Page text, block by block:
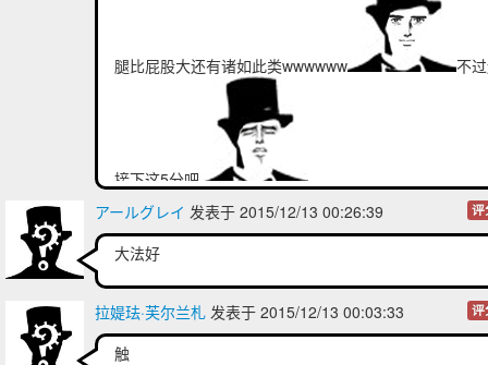
腿比屁股大还有诸如此类wwwwww 不
接下这5分吧
アールグレイ 发表于 2015/12/13 00:26:39 评
大法好
拉媞珐·芙尔兰札 发表于 2015/12/13 00:03:33 评
触